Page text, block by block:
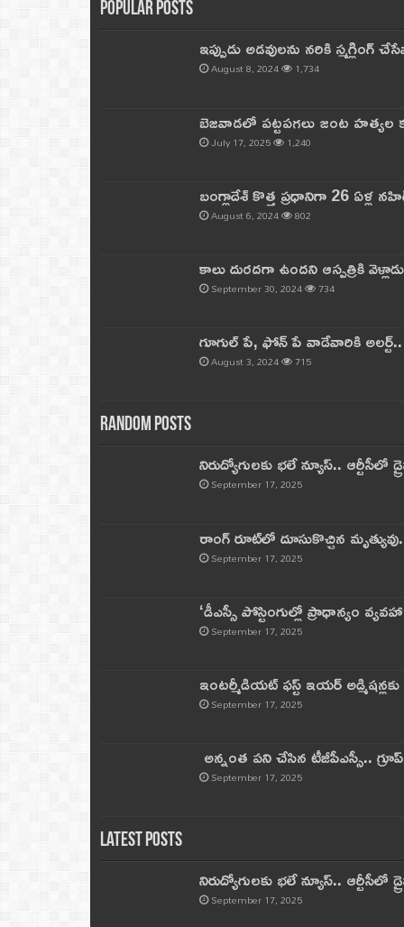
Popular Posts
ఇప్పుడు అడవులను నరికి
August 8, 2024 1,734
బెజవాడలో పట్టపగలు జంట
July 17, 2025 1,240
బంగ్లాదేశ్ కొత్త ప్రధానిగా 26 ఏళ్ల
August 6, 2024 802
కాలు దురదగా ఉందని ఆస్పత్రికి
September 30, 2024 734
గూగుల్ పే, ఫోన్ పే వాడేవారికి
August 3, 2024 715
Random Posts
నిరుద్యోగులకు భలే న్యూస్.. ఆర్టీసీలో
September 17, 2025
రాంగ్ రూట్‌లో దూసుకొచ్చిన
September 17, 2025
‘డీఎస్సీ పోస్టింగుల్లో ప్రాధాన్యం
September 17, 2025
ఇంటర్మీడియట్ ఫస్ట్‌ ఇయర్‌
September 17, 2025
అన్నంత పని చేసిన టీజీపీఎస్సీ..
September 17, 2025
Latest Posts
నిరుద్యోగులకు భలే న్యూస్.. ఆర్టీసీలో
September 17, 2025